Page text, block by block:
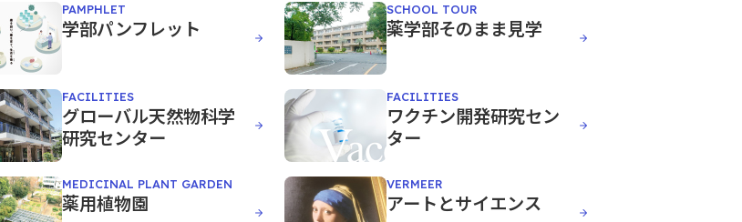
PAMPHLET
学部パンフレット
SCHOOL TOUR
薬学部そのまま見学
FACILITIES
グローバル天然物科学
研究センター
FACILITIES
ワクチン開発研究セン
ター
MEDICINAL PLANT GARDEN
薬用植物園
VERMEER
アートとサイエンス